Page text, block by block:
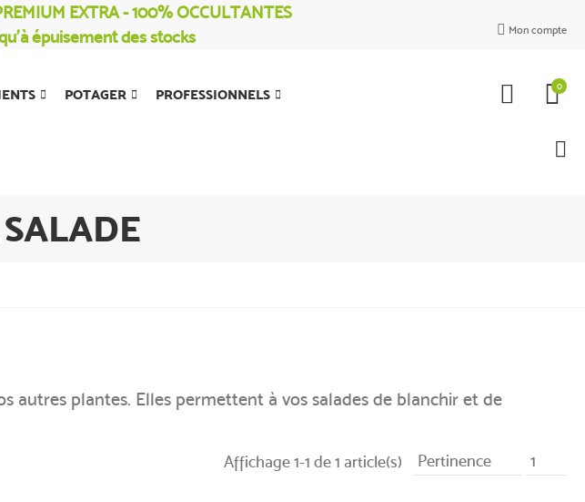
EXTRA - 100% OCCULTANTES
épuisement des stocks
Mon compte
 0
POTAGER PROFESSIONNELS
autres plantes. Elles permettent à vos salades de blanchir et de
Pertinence 1
Affichage 1-1 de 1 article(s)